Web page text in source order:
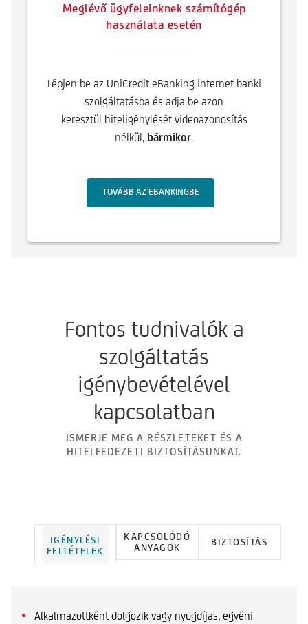
Meglévő ügyfeleinknek számítógép
használata esetén
Lépjen be az UniCredit eBanking internet banki
szolgáltatásba és adja be azon
keresztül hiteligénylését videoazonosítás
nélkül, bármikor.
TOVÁBB AZ EBANKINGBE
Fontos tudnivalók a
szolgáltatás
igénybevételével
kapcsolatban
ISMERJE MEG A RÉSZLETEKET ÉS A
HITELFEDEZETI BIZTOSÍTÁSUNKAT.
IGÉNYLÉSI
FELTÉTELEK
KAPCSOLÓDÓ
ANYAGOK
BIZTOSÍTÁS
Alkalmazottként dolgozik vagy nyugdíjas, egyéni